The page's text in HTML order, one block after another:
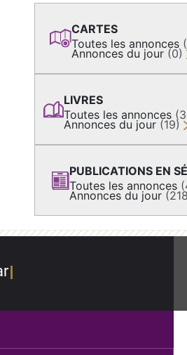
CARTES
Toutes les annonces
Annonces du jour (0)
LIVRES
Toutes les annonces
Annonces du jour (19)
PUBLICATIONS EN
Toutes les annonces
Annonces du jour